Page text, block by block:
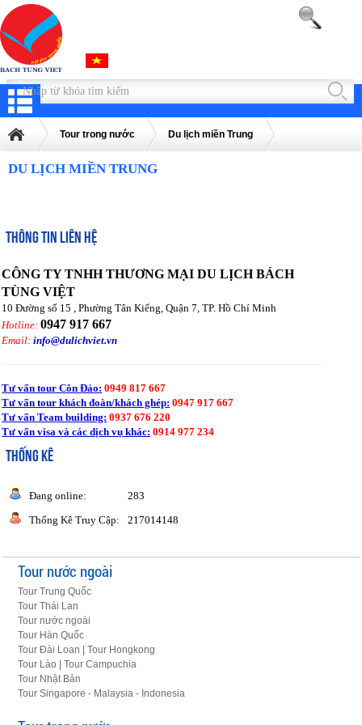
Tour trong nước Du lịch miền Trung
DU LỊCH MIỀN TRUNG
THÔNG TIN LIÊN HỆ
CÔNG TY TNHH THƯƠNG MẠI DU LỊCH BÁCH
TÙNG VIỆT
10 Đường số 15 , Phường Tân Kiểng, Quận 7, TP. Hồ Chí Minh
Hotline:0947 917 667
Email:info@dulichviet.vn
Tư vấn tour Côn Đảo: 0949 817 667
Tư vấn tour khách đoàn/khách ghép: 0947 917 667
Tư vấn Team building: 0937 676 220
Tư vấn visa và các dịch vụ khác: 0914 977 234
THỐNG KÊ
Đang online:
283
Thống Kê Truy Cập:
217014148
Tour nước ngoài
Tour Trung Quốc
Tour Thái Lan
Tour nước ngoài
Tour Hàn Quốc
Tour Đài Loan | Tour Hongkong
Tour Lào | Tour Campuchia
Tour Nhật Bản
Tour Singapore - Malaysia - Indonesia